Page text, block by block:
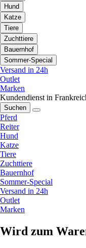
Hund
Katze
Tiere
Zuchttiere
Bauernhof
Sommer-Special
Versand in 24h
Outlet
Marken
Kundendienst in
Suchen
Pferd
Reiter
Hund
Katze
Tiere
Zuchttiere
Bauernhof
Sommer-Special
Versand in 24h
Outlet
Marken
Wird zum